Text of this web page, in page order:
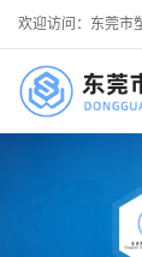
欢迎访问：东莞市